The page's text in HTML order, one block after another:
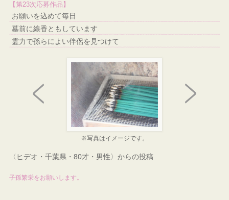
【第23次応募作品】
お願いを込めて毎日
墓前に線香ともしています
霊力で孫らによい伴侶を見つけて
※写真はイメージです。
〈ヒデオ・千葉県・80才・男性〉からの投稿
子孫繁栄をお願いします。